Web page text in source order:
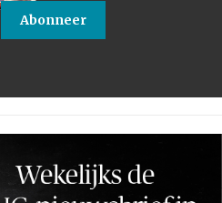
Abonneer